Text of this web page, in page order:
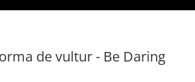
de vultur - Be Daring